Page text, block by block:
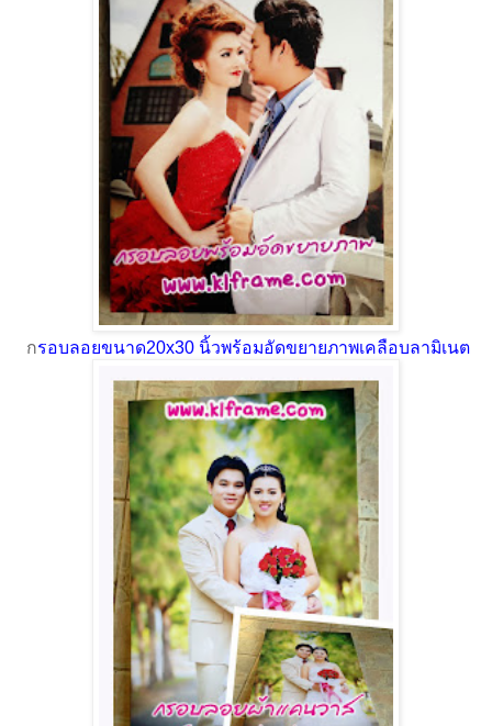
กรอบลอยขนาด20x30 นิ้วพร้อมอัดขยายภาพเคลือบลามิเนต